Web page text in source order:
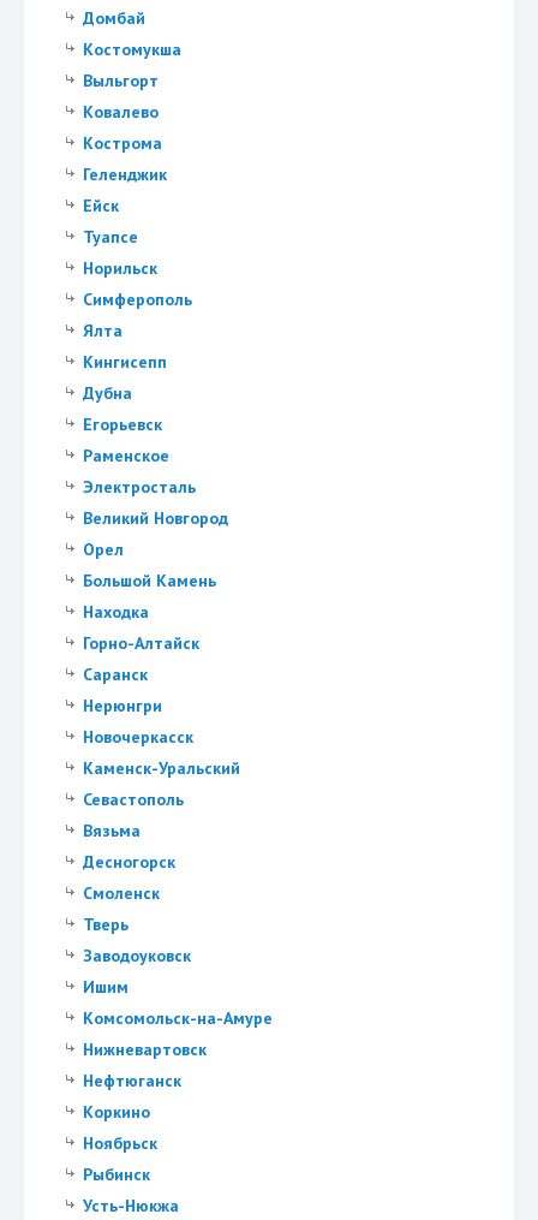
Домбай
Костомукша
Выльгорт
Ковалево
Кострома
Геленджик
Ейск
Туапсе
Норильск
Симферополь
Ялта
Кингисепп
Дубна
Егорьевск
Раменское
Электросталь
Великий Новгород
Орел
Большой Камень
Находка
Горно-Алтайск
Саранск
Нерюнгри
Новочеркасск
Каменск-Уральский
Севастополь
Вязьма
Десногорск
Смоленск
Тверь
Заводоуковск
Ишим
Комсомольск-на-Амуре
Нижневартовск
Нефтюганск
Коркино
Ноябрьск
Рыбинск
Усть-Нюкжа